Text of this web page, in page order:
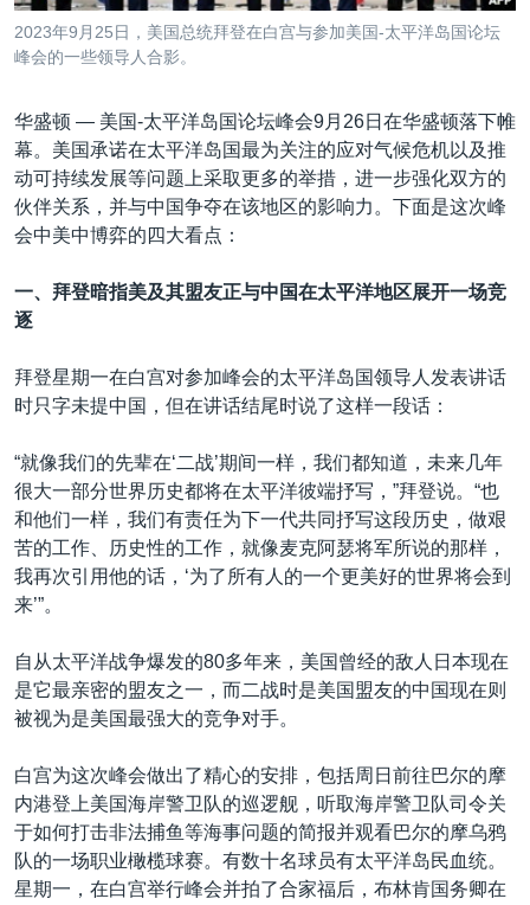
埃博拉疫情
美国之音专访
台海两岸关系
南中国海争端
关注西藏
其他语言网站
2023年9月25日，美国总统拜登在白宫与参加美国-太平洋岛国论坛
峰会的一些领导人合影。
华盛顿 — 美国-太平洋岛国论坛峰会9月26日在华盛顿落下帷
幕。美国承诺在太平洋岛国最为关注的应对气候危机以及推
动可持续发展等问题上采取更多的举措，进一步强化双方的
伙伴关系，并与中国争夺在该地区的影响力。下面是这次峰
会中美中博弈的四大看点：
一、拜登暗指美及其盟友正与中国在太平洋地区展开一场竞
逐
拜登星期一在白宫对参加峰会的太平洋岛国领导人发表讲话
时只字未提中国，但在讲话结尾时说了这样一段话：
“就像我们的先辈在‘二战’期间一样，我们都知道，未来几年
很大一部分世界历史都将在太平洋彼端抒写，”拜登说。“也
和他们一样，我们有责任为下一代共同抒写这段历史，做艰
苦的工作、历史性的工作，就像麦克阿瑟将军所说的那样，
我再次引用他的话，‘为了所有人的一个更美好的世界将会到
来’”。
自从太平洋战争爆发的80多年来，美国曾经的敌人日本现在
是它最亲密的盟友之一，而二战时是美国盟友的中国现在则
被视为是美国最强大的竞争对手。
白宫为这次峰会做出了精心的安排，包括周日前往巴尔的摩
内港登上美国海岸警卫队的巡逻舰，听取海岸警卫队司令关
于如何打击非法捕鱼等海事问题的简报并观看巴尔的摩乌鸦
队的一场职业橄榄球赛。有数十名球员有太平洋岛民血统。
星期一，在白宫举行峰会并拍了合家福后，布林肯国务卿在